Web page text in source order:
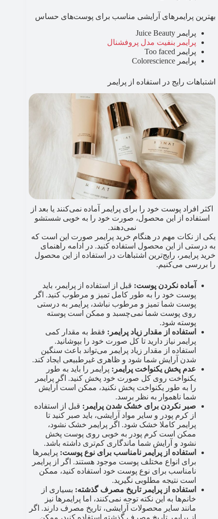
بهترین پرایمرهای آرایشی مناسب برای پوست‌های حساس
پرایمر Juice Beauty
پرایمر بنفیت مدل پروفشنال
پرایمر Too faced
پرایمر Colorescience
اشتباهات رایج در استفاده از پرایمر
اکثر افراد پوست خود را برای پرایمر آماده نمی‌کنند یا بعد از
استفاده از این محصول، صورت خود را به خوبی شستشو
نمی‌دهند.
یکی از نکات مهم در هنگام خرید پرایمر صورت این است که
به درستی از این محصول استفاده کنید. در ادامه راهنمای
خرید پرایمر، رایج‌ترین اشتباهات در استفاده از این محصول
را بررسی می‌کنیم.
آماده نکردن پوست: قبل از استفاده از پرایمر، باید
پوست خود را به طور کامل تمیز و مرطوب کنید. اگر
پوست شما تمیز و مرطوب نباشد، پرایمر به درستی
روی پوست شما نمی‌چسبد و ممکن است پوسته
پوسته شود.
استفاده از مقدار زیاد پرایمر: فقط به مقدار کمی
پرایمر نیاز دارید تا کل صورت خود را بپوشانید.
استفاده از مقدار زیاد پرایمر می‌تواند باعث سنگین
شدن آرایش شما شود و ظاهری غیرطبیعی ایجاد کند.
عدم پخش یکنواخت پرایمر: پرایمر را باید به طور
یکنواخت روی کل صورت خود پخش کنید. اگر پرایمر
را به طور یکنواخت پخش نکنید، ممکن است آرایش
شما ناهموار به نظر برسد.
صبر نکردن برای خشک شدن پرایمر: قبل از استفاده
از کرم پودر و سایر مواد آرایشی، باید صبر کنید تا
پرایمر کاملا خشک شود. اگر پرایمر خشک نشود،
ممکن است کرم پودر به خوبی روی پوست پخش
نشود و آرایش شما ماندگاری کم‌تری داشته باشد.
استفاده از پرایمر نامناسب برای نوع پوست: پرایمرها
برای انواع مختلف پوست موجود هستند. اگر از پرایمر
نامناسب برای نوع پوست خود استفاده کنید، ممکن
است نتیجه مطلوبی نگیرید.
استفاده از پرایمر تاریخ مصرف گذشته: بسیاری از
خانم‌ها به این نکته توجه نمی‌کنند، اما پرایمرها نیز
مانند سایر محصولات آرایشی، تاریخ مصرف دارند. اگر
از پرایمر تاریخ مصرف گذشته استفاده کنید، ممکن